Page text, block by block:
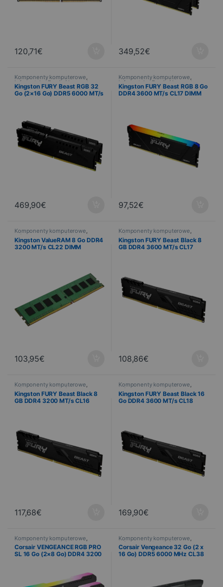
120,71€ 349,52€
Komponenty komputerowe,
Informatyka,Pamięć komputera
Kingston FURY Beast RGB 32
Go (2×16 Go) DDR5 6000 MT/s
469,90€
Komponenty komputerowe,
Informatyka,Pamięć komputera
Kingston FURY Beast RGB 8 Go
DDR4 3600 MT/s CL17 DIMM
97,52€
Komponenty komputerowe,
Informatyka, Pamięć komputera
Kingston ValueRAM 8 Go DDR4
3200 MT/s CL22 DIMM
103,95€
Komponenty komputerowe,
Informatyka,Pamięć komputera
Kingston FURY Beast Black 8
GB DDR4 3600 MT/s CL17
108,86€
Komponenty komputerowe,
Informatyka,Pamięć komputera
Kingston FURY Beast Black 8
GB DDR4 3200 MT/s CL16
117,68€
Komponenty komputerowe,
Informatyka,Pamięć komputera
Kingston FURY Beast Black 16
Go DDR4 3600 MT/s CL18
169,90€
Komponenty komputerowe
Informatyka,Pamięć komputera ,
PROMOTIONS
Corsair VENGEANCE RGB PRO
SL 16 Go (2×8 Go) DDR4 3200
Komponenty komputerowe
Informatyka , Pamięć komputera
Corsair Vengeance 32 Go (2 x
16 Go) DDR5 6000 MHz CL38